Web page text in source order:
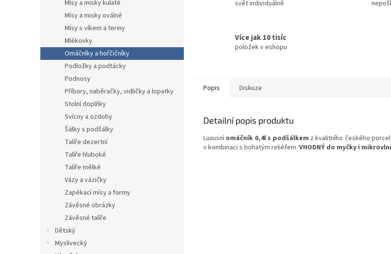
Mísy a misky kulaté
Mísy a misky oválné
Mísy s víkem a teriny
Mlékovky
Omáčníky a hořčičníky
Podložky a podtácky
Podnosy
Příbory, naběračky, vidličky a lopatky
Stolní doplňky
Svícny a ozdoby
Šálky s podšálky
Talíře dezertní
Talíře hluboké
Talíře mělké
Vázy a vázičky
Zapékací mísy a formy
Závěsné obrázky
Závěsné talíře
Dětský
Myslivecký
svět individuálně
Více jak 10 tisíc
položek v eshopu
Popis Diskuze
Detailní popis produktu
Luxusníomáčník 0,4l s podšálkem z kvalitního českého
v kombinaci s bohatým reliéfem. VHODNÝ do myčky i